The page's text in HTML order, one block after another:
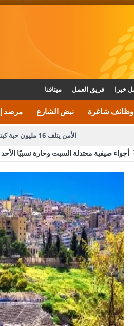
ميثاقنا فريق العمل خبرا
مرصد نبض الشارع وظائف شاغرة
الأمن يتلف 16 مليون حبة كبتاجون و1480 كغم مواد مخدرة
المكلفين بخدمة العلم (الدفعة الثالثة) إلى
القاضي محمود أحمد
أجواء صيفية معتدلة السبت وحارة نسبيًا الأحد